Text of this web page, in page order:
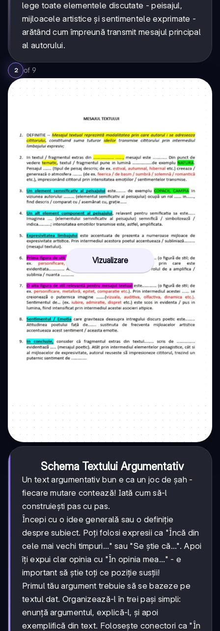
lege toate elementele discutate - peisajul,
mijloacele artistice și sentimentele exprimate -
arătând cum împreună transmit mesajul principal
al autorului.
2 of 9
Vizualizare
Schema Textului Argumentativ
Un text argumentativ bun e ca un joc de șah -
fiecare mutare contează! Iată cum să-l
construiești pas cu pas.
Începi cu o idee generală sau o definiție
despre subiect. Poți folosi expresii ca "Încă din
cele mai vechi timpuri..." sau "Se știe că...". Apoi
îți expui clar opinia cu "În opinia mea..." - e
important să știe toți ce poziție susții!
Primul tău argument trebuie să se bazeze pe
textul dat. Organizează-l în trei pași simpli:
enunță argumentul, explică-l, și apoi
exemplifică din text. Folosește conectori ca "În